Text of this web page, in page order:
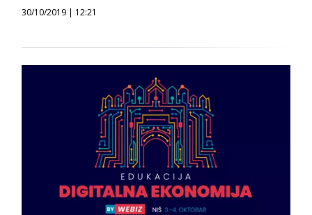
30/10/2019 | 12:21